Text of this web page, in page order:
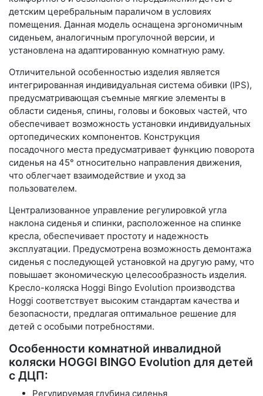
детским церебральным параличом в условиях
помещения. Данная модель оснащена эргономичным
сиденьем, аналогичным прогулочной версии, и
установлена на адаптированную комнатную раму.
Отличительной особенностью изделия является
интегрированная индивидуальная система обивки (IPS),
предусматривающая съемные мягкие элементы в
области сиденья, спины, головы и боковых частей, что
обеспечивает возможность установки индивидуальных
ортопедических компонентов. Конструкция
посадочного места предусматривает функцию поворота
сиденья на 45° относительно направления движения,
что облегчает взаимодействие и уход за
пользователем.
Централизованное управление регулировкой угла
наклона сиденья и спинки, расположенное на спинке
кресла, обеспечивает простоту и надежность
эксплуатации. Предусмотрена возможность демонтажа
сиденья с последующей установкой на другую раму, что
повышает экономическую целесообразность изделия.
Кресло-коляска Hoggi Bingo Evolution производства
Hoggi соответствует высоким стандартам качества и
безопасности, предлагая оптимальное решение для
детей с особыми потребностями.
Особенности комнатной инвалидной
коляски HOGGI BINGO Evolution для детей
с ДЦП:
Регулируемая глубина сиденья